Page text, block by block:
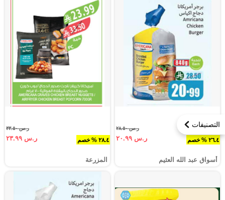
التصنيفات
٢٦.٤ % خصم
ر.س ٢٨.٥٠
ر.س ٢٠.٩٩
أسواق عبد الله العثيم
٢٨.٤ % خصم
ر.س ٣٣.٥٠
ر.س ٢٣.٩٩
المزرعة